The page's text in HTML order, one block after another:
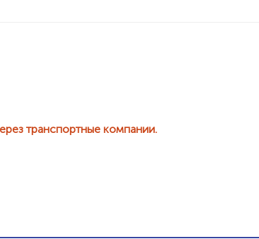
транспортные компании.